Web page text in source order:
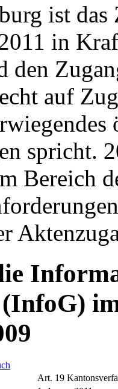
ist das
in
den
auf
spricht.
Bereich
Art. 19